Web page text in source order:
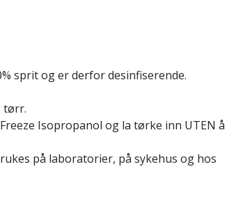
sprit og er derfor desinfiserende.
tørr.
Isopropanol og la tørke inn UTEN å
på laboratorier, på sykehus og hos